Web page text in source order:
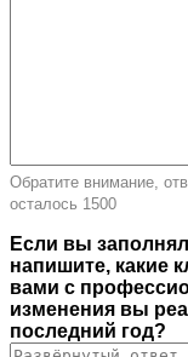
Обратите внимание,
осталось 1500
Если вы
напишите, какие
вами с
изменения вы
последний год?